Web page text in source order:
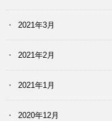
2021年3月
2021年2月
2021年1月
2020年12月